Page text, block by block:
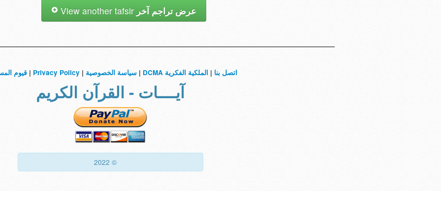
عرض تراجم آخر
اتصل بنا |الملكية الفكرية DCMA |سياسة الخصوصية |
Privacy Policy
|قيوم
آيــــات - القرآن الكريم
© 2022